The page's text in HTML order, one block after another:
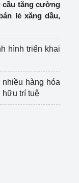
cầu tăng cường
lẻ xăng dầu,
hình triển khai
hàng hóa
hữu trí tuệ